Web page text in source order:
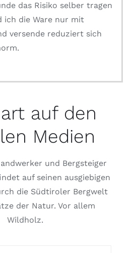
das Risiko selber tragen
ich die Ware nur mit
versende reduziert sich
auf den
Medien
und Bergsteiger
auf seinen ausgiebigen
die Südtiroler Bergwelt
der Natur. Vor allem
Wildholz.